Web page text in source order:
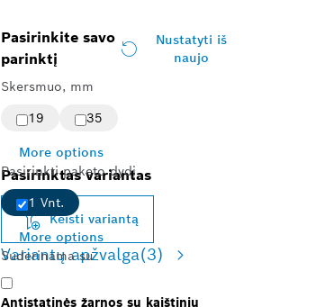
Pasirinkite savo
parinktį
Nustatyti iš
naujo
Skersmuo, mm
19
35
More options
Pasirinkti paketo dydį
1 Vnt.
More options
Suderinama su
Antistatinės žarnos su kaištiniu
Pasirinktas variantas
Keisti variantą
Variantų apžvalga(3)